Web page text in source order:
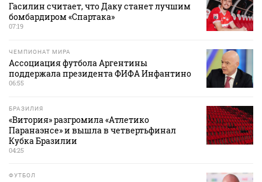
Гасилин считает, что Даку станет лучшим
бомбардиром «Спартака»
07:19
ЧЕМПИОНАТ МИРА
Ассоциация футбола Аргентины
поддержала президента ФИФА Инфантино
06:55
БРАЗИЛИЯ
«Витория» разгромила «Атлетико
Паранаэнсе» и вышла в четвертьфинал
Кубка Бразилии
04:25
ФУТБОЛ